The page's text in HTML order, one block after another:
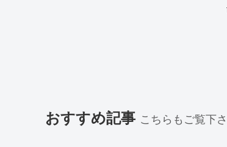
おすすめ記事 こちらもご覧下